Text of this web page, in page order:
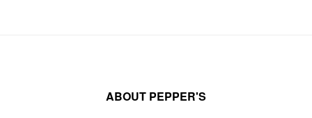
ABOUT PEPPER'S